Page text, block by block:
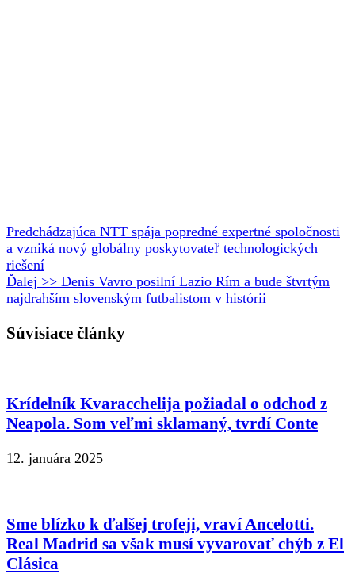
Predchádzajúca NTT spája popredné expertné spoločnosti
a vzniká nový globálny poskytovateľ technologických
riešení
Ďalej >> Denis Vavro posilní Lazio Rím a bude štvrtým
najdrahším slovenským futbalistom v histórii
Súvisiace články
Krídelník Kvaracchelija požiadal o odchod z
Neapola. Som veľmi sklamaný, tvrdí Conte
12. januára 2025
Sme blízko k ďalšej trofeji, vraví Ancelotti.
Real Madrid sa však musí vyvarovať chýb z El
Clásica